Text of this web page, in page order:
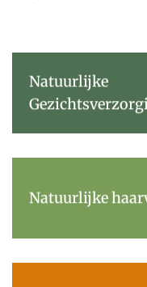
Natuurlijke
Natuurlijke